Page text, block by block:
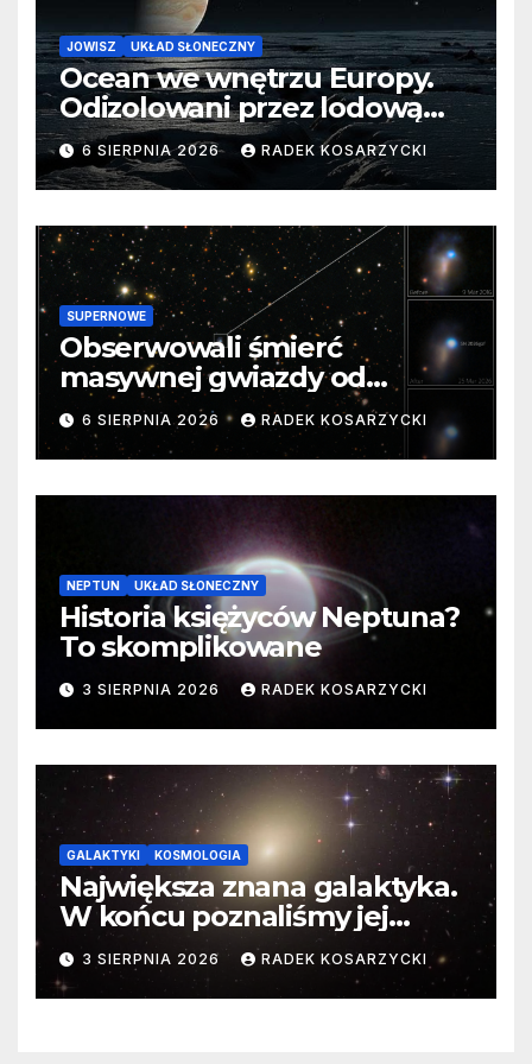
JOWISZ UKŁAD SŁONECZNY
Ocean we wnętrzu Europy.
Odizolowani przez lodową
barierę
6 SIERPNIA 2026 RADEK KOSARZYCKI
SUPERNOWE
Obserwowali śmierć
masywnej gwiazdy od
samego początku. Niezwykle
cenne dane
6 SIERPNIA 2026 RADEK KOSARZYCKI
NEPTUN UKŁAD SŁONECZNY
Historia księżyców Neptuna?
To skomplikowane
3 SIERPNIA 2026 RADEK KOSARZYCKI
GALAKTYKI KOSMOLOGIA
Największa znana galaktyka.
W końcu poznaliśmy jej
faktyczne wymiary
3 SIERPNIA 2026 RADEK KOSARZYCKI